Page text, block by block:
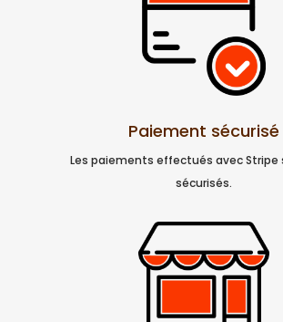
Paiement sécurisé
Les paiements effectués avec Stripe
sécurisés.